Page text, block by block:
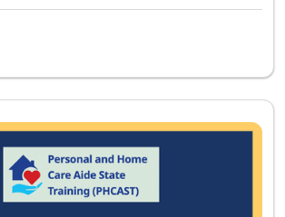
Certificate
Listing
Chinese Mandarin Traditional